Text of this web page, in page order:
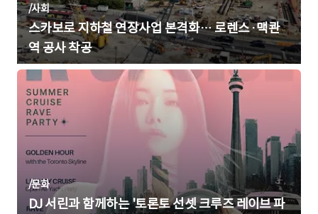
/사회
스카보로 지하철 연장사업 본격화… 로렌스·맥콴
역 공사 착공
/문화
DJ 서린과 함께하는 '토론토 선셋 크루즈 레이브 파